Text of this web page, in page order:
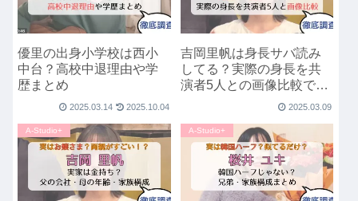
優里の出身小学校は西小
中台？高校中退理由や学
歴まとめ
2025.03.14 2025.10.04
吉岡里帆は身長サバ読み
してる？実際の身長を共
演者5人との画像比較で検
2025.03.09
A-Studio+ A-Studio+